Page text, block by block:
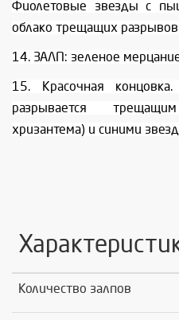
Фиолетовые звезды с
облако трещащих
14. ЗАЛП: зеленое
15. Красочная
разрывается
хризантема) и синими
Количество залпов